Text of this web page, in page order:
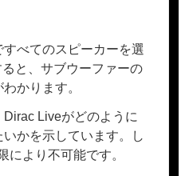
べてのスピーカーを選
と、サブウーファーの
かります。
Liveがどのように
かを示しています。し
により不可能です。